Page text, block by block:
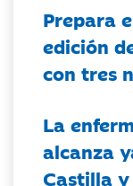
Prepara
edición
con tres
La
alcanza
Castilla